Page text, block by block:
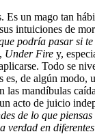
un mago tan
intuiciones de
podría pasar si
, Under Fire y,
Todo se
de algún modo,
mandíbulas
acto de juicio
de lo que
en